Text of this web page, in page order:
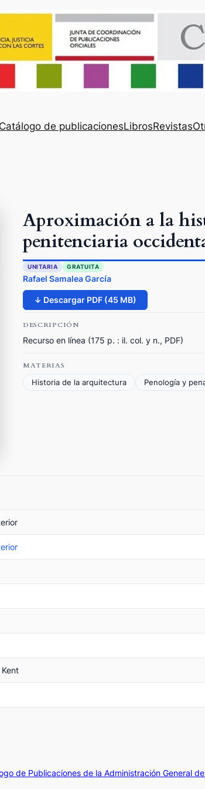
Catálogo de publicacionesLibrosRevistas
Aproximación a la
penitenciaria
UNITARIA GRATUITA
Rafael Samalea García
↓ Descargar PDF (45 MB)
DESCRIPCIÓN
Recurso en línea (175 p. : il. col. y n., PDF)
MATERIAS
Historia de la arquitectura
Penología y
de Publicaciones de la Administración General